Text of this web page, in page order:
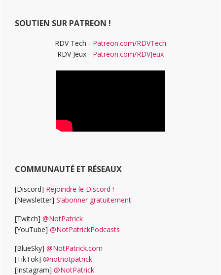
SOUTIEN SUR PATREON !
RDV Tech - Patreon.com/RDVTech
RDV Jeux - Patreon.com/RDVJeux
COMMUNAUTÉ ET RÉSEAUX
[Discord] Rejoindre le Discord !
[Newsletter] S’abonner gratuitement
[Twitch] @NotPatrick
[YouTube] @NotPatrickPodcasts
[BlueSky] @NotPatrick.com
[TikTok] @notnotpatrick
[Instagram] @NotPatrick